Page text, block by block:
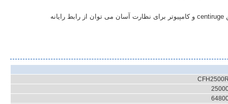
عملکرد تنظیم مجدد دستی.برای دستیابی به ارتباط بین centiruge و کامپیوتر برای نظارت آسان می توان از رابط رایانه